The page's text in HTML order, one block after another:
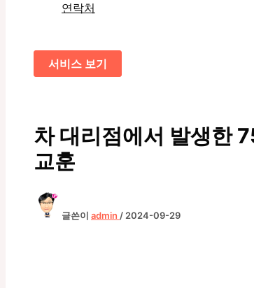
연락처
서비스 보기
차 대리점에서 발생한
교훈
글쓴이 admin / 2024-09-29